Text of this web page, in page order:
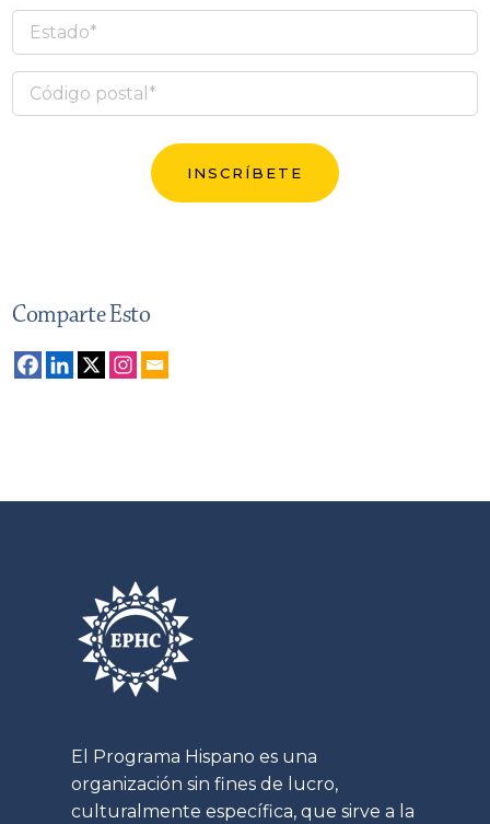
Comparte Esto
El Programa Hispano es una
organización sin fines de lucro,
culturalmente específica, que sirve a la